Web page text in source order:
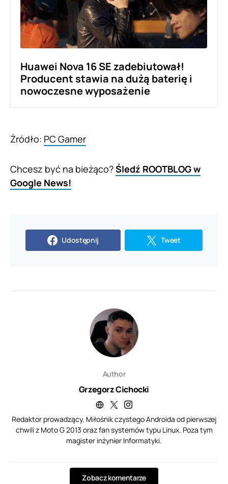
Huawei Nova 16 SE zadebiutował!
Producent stawia na dużą baterię i
nowoczesne wyposażenie
Źródło: PC Gamer
Chcesz być na bieżąco?Śledź ROOTBLOG w
Google News!
Udostępnij Tweet
Author
Grzegorz Cichocki
Redaktor prowadzący. Miłośnik czystego Androida od pierwszej
chwili z Moto G 2013 oraz fan systemów typu Linux. Poza tym
magister inżynier Informatyki.
Zobacz komentarze